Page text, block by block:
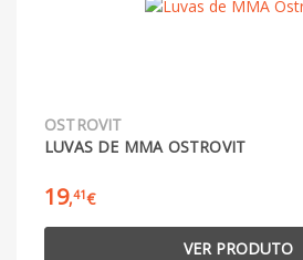
OSTROVIT
LUVAS DE MMA OSTROVIT
19,41€
VER PRODUTO